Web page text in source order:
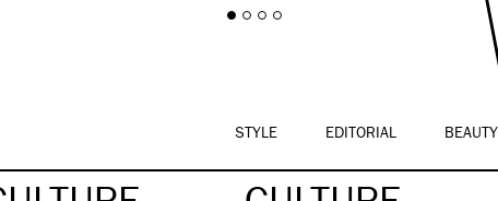
CELEBRA LA
STYLE EDITORIAL BEAUTY